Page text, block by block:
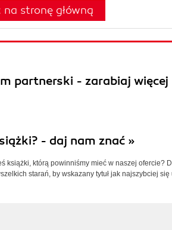
na stronę główną
partnerski - zarabiaj więcej
- daj nam znać »
książki, którą powinniśmy mieć w naszej ofercie?
starań, by wskazany tytuł jak najszybciej się